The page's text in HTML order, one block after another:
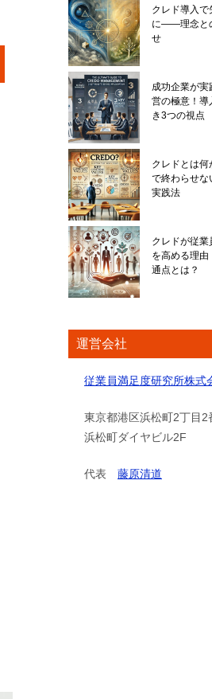
クレド導入で
に――理念と
せ
成功企業が
営の極意！導
き3つの視点
クレドとは
で終わらせな
実践法
クレドが従
を高める理
通点とは？
運営会社
従業員満足度研究所株式
東京都港区浜松町2丁目2
浜松町ダイヤビル2F
代表 藤原清道